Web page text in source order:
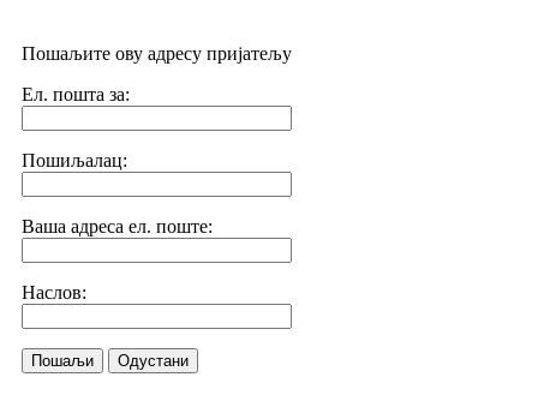
Пошаљите ову адресу пријатељу
Ел. пошта за:
Пошиљалац:
Ваша адреса ел. поште:
Наслов:
Пошаљи Одустани